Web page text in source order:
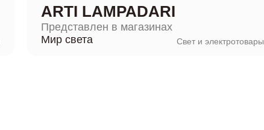
ARTI LAMPADARI
Представлен в магазинах
Мир света
Свет и электротовары